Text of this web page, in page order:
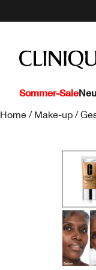
Sommer-Sale
Home / Make-up /